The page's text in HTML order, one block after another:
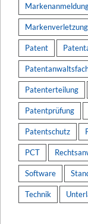
Markenverletzung
Patent
Patenterteilung
Patentprüfung
Patentschutz
PCT
Software
Technik